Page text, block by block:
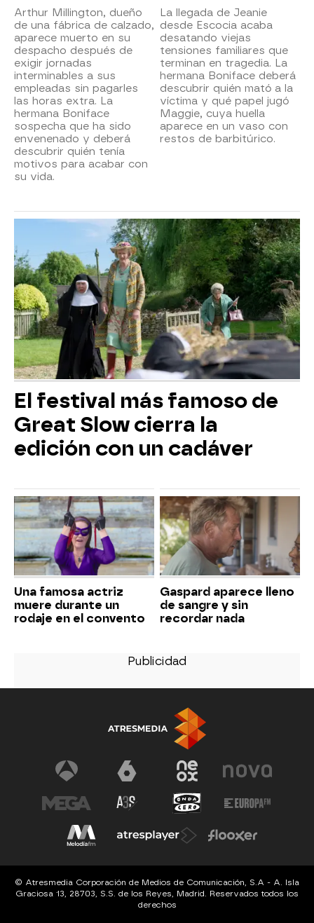
Arthur Millington, dueño
de una fábrica de calzado,
aparece muerto en su
despacho después de
exigir jornadas
interminables a sus
empleadas sin pagarles
las horas extra. La
hermana Boniface
sospecha que ha sido
envenenado y deberá
descubrir quién tenía
motivos para acabar con
su vida.
La llegada de Jeanie
desde Escocia acaba
desatando viejas
tensiones familiares que
terminan en tragedia. La
hermana Boniface deberá
descubrir quién mató a la
víctima y qué papel jugó
Maggie, cuya huella
aparece en un vaso con
restos de barbitúrico.
El festival más famoso de
Great Slow cierra la
edición con un cadáver
Una famosa actriz
muere durante un
rodaje en el convento
Gaspard aparece lleno
de sangre y sin
recordar nada
© Atresmedia Corporación de Medios de Comunicación, S.A - A. Isla
Graciosa 13, 28703, S.S. de los Reyes, Madrid. Reservados todos los
derechos